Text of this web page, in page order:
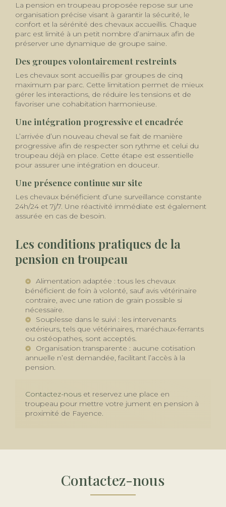
La pension en troupeau proposée repose sur une
organisation précise visant à garantir la sécurité, le
confort et la sérénité des chevaux accueillis. Chaque
parc est limité à un petit nombre d’animaux afin de
préserver une dynamique de groupe saine.
Des groupes volontairement restreints
Les chevaux sont accueillis par groupes de cinq
maximum par parc. Cette limitation permet de mieux
gérer les interactions, de réduire les tensions et de
favoriser une cohabitation harmonieuse.
Une intégration progressive et encadrée
L’arrivée d’un nouveau cheval se fait de manière
progressive afin de respecter son rythme et celui du
troupeau déjà en place. Cette étape est essentielle
pour assurer une intégration en douceur.
Une présence continue sur site
Les chevaux bénéficient d’une surveillance constante
24h/24 et 7j/7. Une réactivité immédiate est également
assurée en cas de besoin.
Les conditions pratiques de la
pension en troupeau
Alimentation adaptée : tous les chevaux
bénéficient de foin à volonté, sauf avis vétérinaire
contraire, avec une ration de grain possible si
nécessaire.
Souplesse dans le suivi : les intervenants
extérieurs, tels que vétérinaires, maréchaux-ferrants
ou ostéopathes, sont acceptés.
Organisation transparente : aucune cotisation
annuelle n’est demandée, facilitant l’accès à la
pension.
Contactez-nous et reservez une place en
troupeau pour mettre votre jument en pension à
proximité de Fayence.
Contactez-nous